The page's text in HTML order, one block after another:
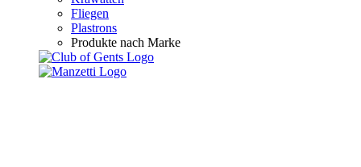
Fliegen
Plastrons
Produkte nach Marke